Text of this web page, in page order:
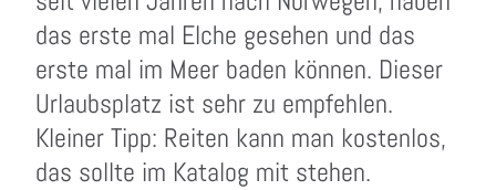
das erste mal Elche gesehen und das
erste mal im Meer baden können. Dieser
Urlaubsplatz ist sehr zu empfehlen.
Kleiner Tipp: Reiten kann man kostenlos,
das sollte im Katalog mit stehen.